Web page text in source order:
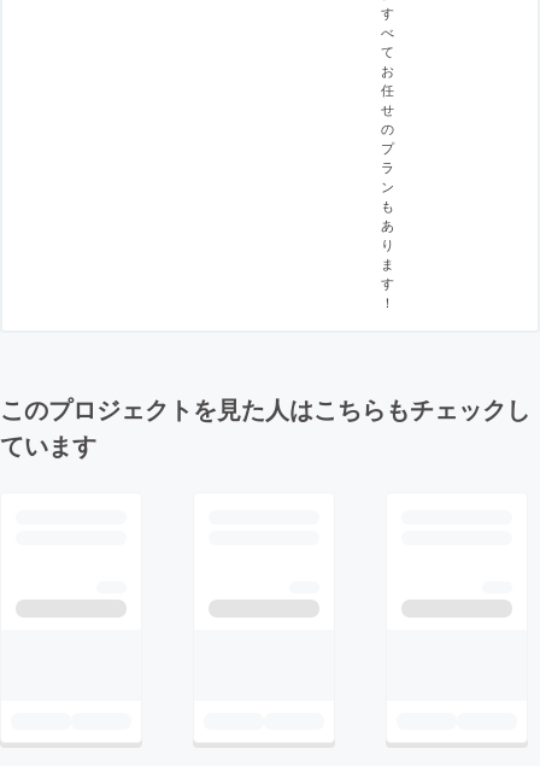
す
べ
て
お
任
せ
の
プ
ラ
ン
も
あ
り
ま
す
！
このプロジェクトを見た人はこちらもチェックし
ています